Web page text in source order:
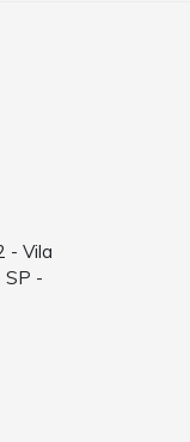
- Vila
SP -